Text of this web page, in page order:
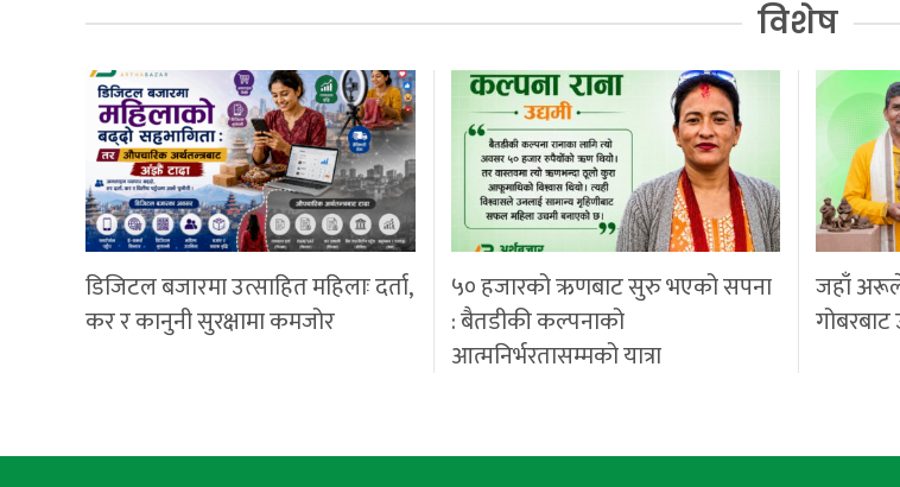
विशेष
डिजिटल बजारमा उत्साहित महिलाः दर्ता,
कर र कानुनी सुरक्षामा कमजोर
५० हजारको ऋणबाट सुरु भएको सपना
: बैतडीकी कल्पनाको
आत्मनिर्भरतासम्मको यात्रा
जहाँ
गोबरबाट